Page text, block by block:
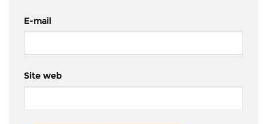
E-mail
Site web